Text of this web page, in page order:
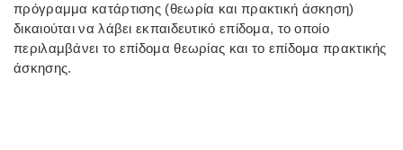
πρόγραμμα κατάρτισης (θεωρία και πρακτική άσκηση)
δικαιούται να λάβει εκπαιδευτικό επίδομα, το οποίο
περιλαμβάνει το επίδομα θεωρίας και το επίδομα πρακτικής
άσκησης.